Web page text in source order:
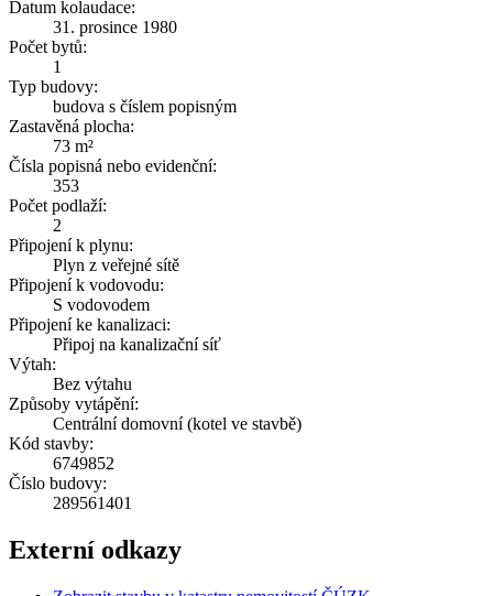
Datum kolaudace:
31. prosince 1980
Počet bytů:
1
Typ budovy:
budova s číslem popisným
Zastavěná plocha:
73 m²
Čísla popisná nebo evidenční:
353
Počet podlaží:
2
Připojení k plynu:
Plyn z veřejné sítě
Připojení k vodovodu:
S vodovodem
Připojení ke kanalizaci:
Připoj na kanalizační síť
Výtah:
Bez výtahu
Způsoby vytápění:
Centrální domovní (kotel ve stavbě)
Kód stavby:
6749852
Číslo budovy:
289561401
Externí odkazy